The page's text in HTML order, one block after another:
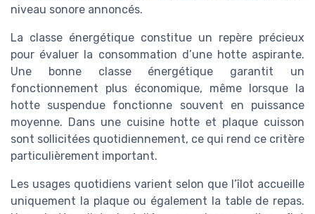
niveau sonore annoncés.
La classe énergétique constitue un repère précieux
pour évaluer la consommation d’une hotte aspirante.
Une bonne classe énergétique garantit un
fonctionnement plus économique, même lorsque la
hotte suspendue fonctionne souvent en puissance
moyenne. Dans une cuisine hotte et plaque cuisson
sont sollicitées quotidiennement, ce qui rend ce critère
particulièrement important.
Les usages quotidiens varient selon que l’îlot accueille
uniquement la plaque ou également la table de repas.